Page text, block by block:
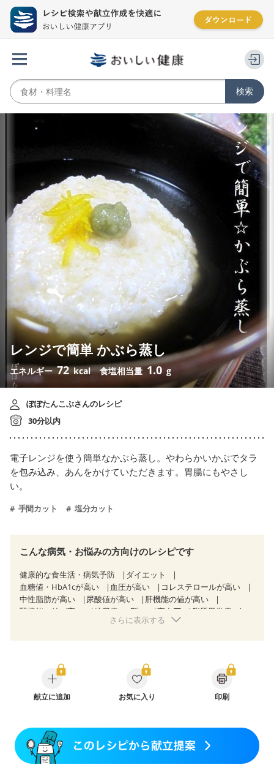
レンジで簡単 かぶら蒸し
エネルギー72 kcal 食塩相当量 1.0 g
ぽぽたんこぶさんのレシピ
30分以内
電子レンジを使う簡単なかぶら蒸し。やわらかいかぶでタラ
を包み込み、あんをかけていただきます。胃腸にもやさし
い。
手間カット 塩分カット
こんな病気・お悩みの方向けのレシピです
健康的な食生活・病気予防
ダイエット
血糖値・HbA1cが高い
血圧が高い
コレステロールが高い
中性脂肪が高い
尿酸値が高い
肝機能の値が高い
腎機能の値が高い
糖尿病（2型） 高血圧
脂質異常症
胃ポリープ 逆流性食道炎
CKD（ステージ１）
CKD（ステージ２）
乳がん（抗がん剤治療中）
乳がん（ホルモン療法中）
乳がん（放射線治療中）
胃がん治療を終えた方・経過観察中の方
大腸がん治療を終えた方・経過観察中の方
大腸がん（抗がん剤治療中）
さらに表示する
献立に追加 お気に入り 印刷